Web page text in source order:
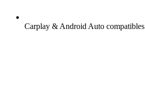
Carplay & Android Auto compatibles